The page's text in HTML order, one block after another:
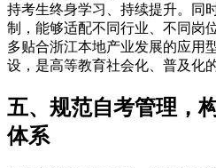
持考生终身学习、持续提升。同
制，能够适配不同行业、不同岗
多贴合浙江本地产业发展的应用
设，是高等教育社会化、普及化
五、规范自考管理，
体系